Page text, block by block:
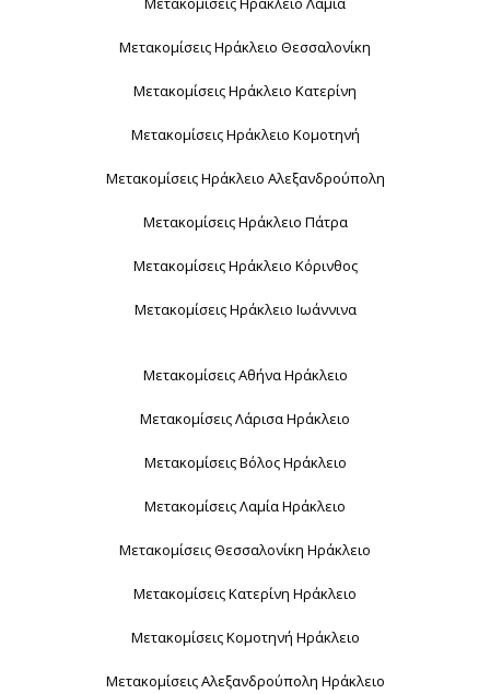
Μετακομίσεις Ηράκλειο Θεσσαλονίκη
Μετακομίσεις Ηράκλειο Κατερίνη
Μετακομίσεις Ηράκλειο Κομοτηνή
Μετακομίσεις Ηράκλειο Αλεξανδρούπολη
Μετακομίσεις Ηράκλειο Πάτρα
Μετακομίσεις Ηράκλειο Κόρινθος
Μετακομίσεις Ηράκλειο Ιωάννινα
Μετακομίσεις Αθήνα Ηράκλειο
Μετακομίσεις Λάρισα Ηράκλειο
Μετακομίσεις Βόλος Ηράκλειο
Μετακομίσεις Λαμία Ηράκλειο
Μετακομίσεις Θεσσαλονίκη Ηράκλειο
Μετακομίσεις Κατερίνη Ηράκλειο
Μετακομίσεις Κομοτηνή Ηράκλειο
Μετακομίσεις Αλεξανδρούπολη Ηράκλειο